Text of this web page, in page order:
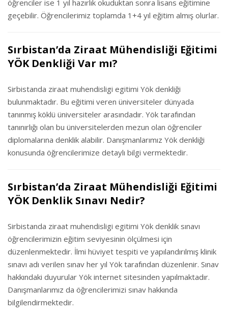
öğrenciler ise 1 yıl hazırlık okuduktan sonra lisans eğitimine
geçebilir. Öğrencilerimiz toplamda 1+4 yıl eğitim almış olurlar.
Sırbistan’da Ziraat Mühendisliği Eğitimi
YÖK Denkliği Var mı?
Sirbistanda ziraat muhendisligi egitimi Yök denkliği
bulunmaktadır. Bu eğitimi veren üniversiteler dünyada
tanınmış köklü üniversiteler arasındadır. Yök tarafından
tanınırlığı olan bu üniversitelerden mezun olan öğrenciler
diplomalarına denklik alabilir. Danışmanlarımız Yök denkliği
konusunda öğrencilerimize detaylı bilgi vermektedir.
Sırbistan’da Ziraat Mühendisliği Eğitimi
YÖK Denklik Sınavı Nedir?
Sirbistanda ziraat muhendisligi egitimi Yök denklik sınavı
öğrencilerimizin eğitim seviyesinin ölçülmesi için
düzenlenmektedir. İlmi hüviyet tespiti ve yapılandırılmış klinik
sınavı adı verilen sınav her yıl Yök tarafından düzenlenir. Sınav
hakkındaki duyurular Yök internet sitesinden yapılmaktadır.
Danışmanlarımız da öğrencilerimizi sınav hakkında
bilgilendirmektedir.